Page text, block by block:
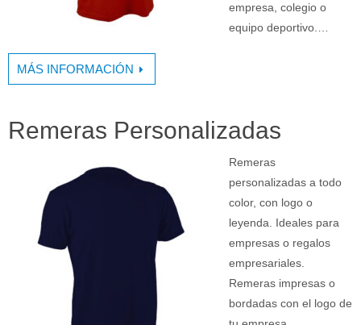
empresa, colegio o
equipo deportivo.…
MÁS INFORMACIÓN
Remeras Personalizadas
Remeras
personalizadas a todo
color, con logo o
leyenda. Ideales para
empresas o regalos
empresariales.
Remeras impresas o
bordadas con el logo de